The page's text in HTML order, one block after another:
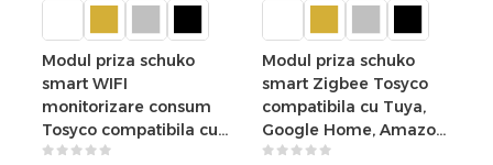
Modul priza schuko
smart WIFI
monitorizare consum
Tosyco compatibila cu
Tuya, Google Home,
Modul priza schuko
smart Zigbee Tosyco
compatibila cu Tuya,
Google Home, Amazon
Alexa